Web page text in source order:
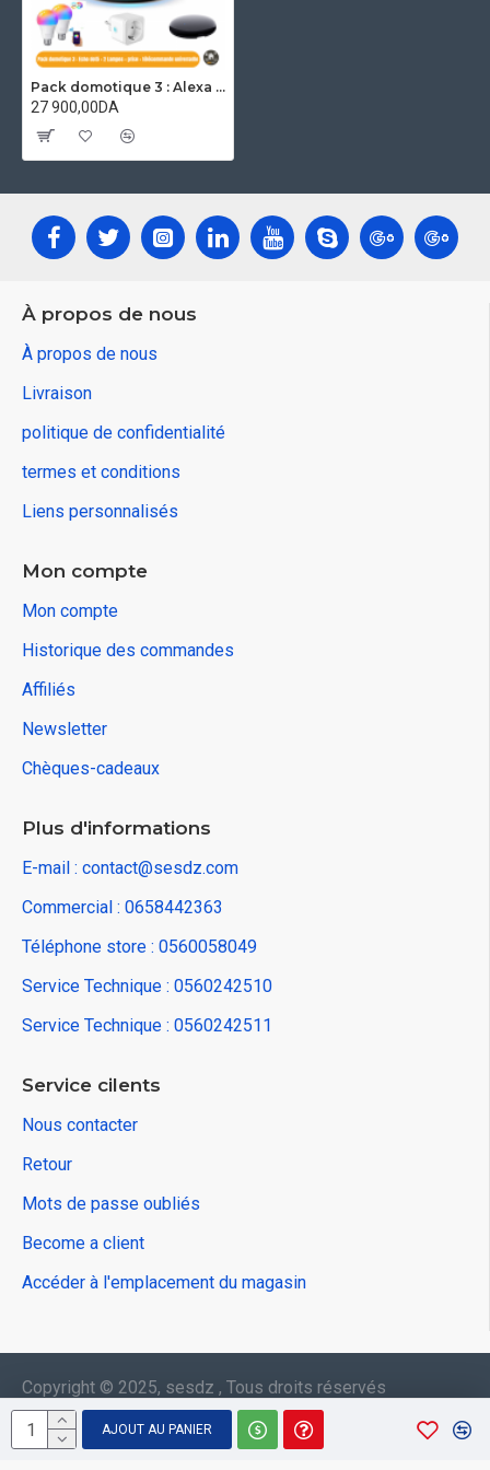
AJOUT AU PANIER
Pack domotique 3 : Alexa echo dot5 , 2 lampes connéctés , prise wifi et télécommande universelle
27 900,00DA
À propos de nous
À propos de nous
Livraison
politique de confidentialité
termes et conditions
Liens personnalisés
Mon compte
Mon compte
Historique des commandes
Affiliés
Newsletter
Chèques-cadeaux
Plus d'informations
E-mail : contact@sesdz.com
Commercial : 0658442363
Téléphone store : 0560058049
Service Technique : 0560242510
Service Technique : 0560242511
Service cilents
Nous contacter
Retour
Mots de passe oubliés
Become a client
Accéder à l'emplacement du magasin
Copyright © 2025, sesdz , Tous droits réservés